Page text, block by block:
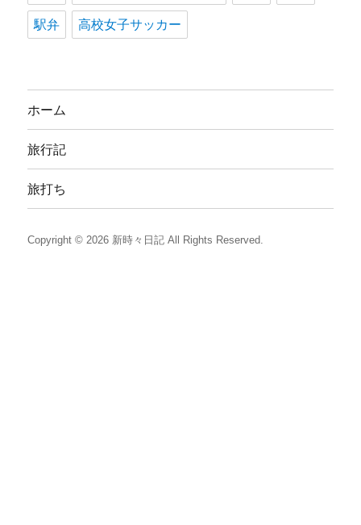
駅弁 高校女子サッカー
ホーム
旅行記
旅打ち
Copyright © 2026 新時々日記 All Rights Reserved.